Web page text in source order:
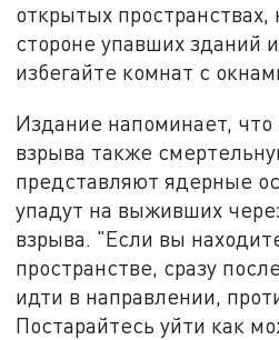
открытых
стороне упавших зданий
избегайте комнат с
Издание напоминает, что
взрыва также
представляют ядерные
упадут на выживших
взрыва. "Если вы
пространстве, сразу
идти в направлении,
Постарайтесь уйти как